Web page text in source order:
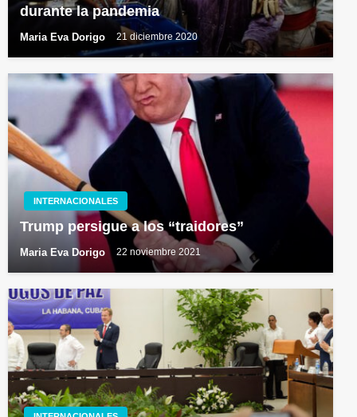
durante la pandemia
Maria Eva Dorigo 21 diciembre 2020
INTERNACIONALES
Trump persigue a los “traidores”
Maria Eva Dorigo 22 noviembre 2021